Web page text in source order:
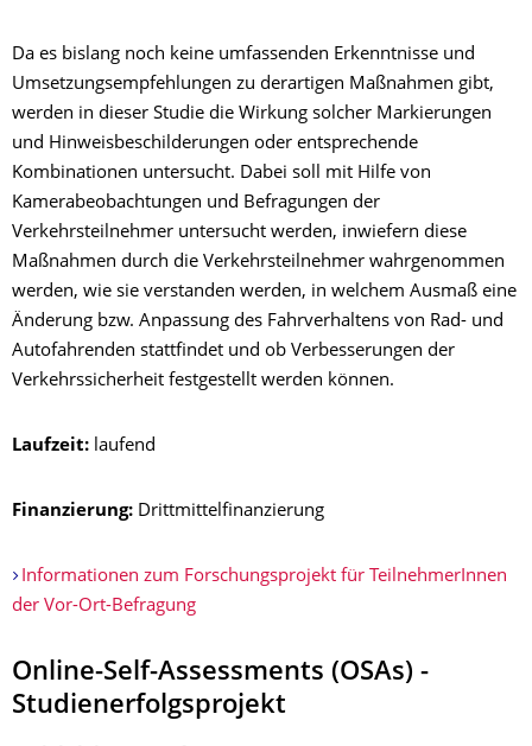
Da es bislang noch keine umfassenden Erkenntnisse und
Umsetzungsempfehlungen zu derartigen Maßnahmen gibt,
werden in dieser Studie die Wirkung solcher Markierungen
und Hinweisbeschilderungen oder entsprechende
Kombinationen untersucht. Dabei soll mit Hilfe von
Kamerabeobachtungen und Befragungen der
Verkehrsteilnehmer untersucht werden, inwiefern diese
Maßnahmen durch die Verkehrsteilnehmer wahrgenommen
werden, wie sie verstanden werden, in welchem Ausmaß eine
Änderung bzw. Anpassung des Fahrverhaltens von Rad- und
Autofahrenden stattfindet und ob Verbesserungen der
Verkehrssicherheit festgestellt werden können.
Laufzeit: laufend
Finanzierung: Drittmittelfinanzierung
Informationen zum Forschungsprojekt für TeilnehmerInnen
der Vor-Ort-Befragung
Online-Self-Assessments (OSAs) -
Studienerfolgsprojekt